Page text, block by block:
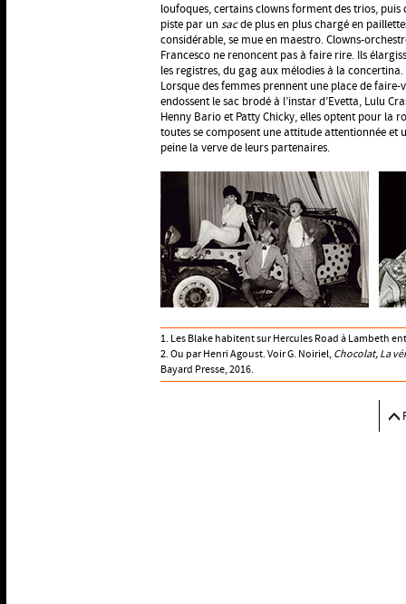
loufoques, certains clowns forment des trios,
piste par unsacde plus en plus chargé en
considérable, se mue en maestro. Clowns-
Francesco ne renoncent pas à faire rire. Ils
les registres, du gag aux mélodies à la concertina.
Lorsque des femmes prennent une place de
endossent le sac brodé à l’instar d’Evetta, Lulu
Henny Bario et Patty Chicky, elles optent pour la
toutes se composent une attitude attentionnée et
peine la verve de leurs partenaires.
1. Les Blake habitent sur Hercules Road à Lambeth
2. Ou par Henri Agoust. Voir G. Noiriel, Chocolat, La
Bayard Presse, 2016.